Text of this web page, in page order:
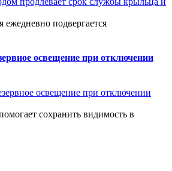
ежедневно подвергается
освещение при отключении
сохранить видимость в